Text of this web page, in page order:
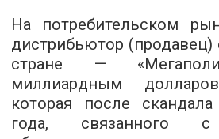
На потребительском
дистрибьютор (продавец)
стране —
миллиардным
которая после
года, связанного с